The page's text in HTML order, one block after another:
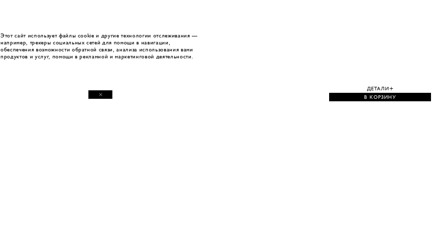
ДЕТАЛИ
В КОРЗИНУ
Этот сайт использует файлы cookie и другие технологии отслеживания —
например, трекеры социальных сетей для помощи в навигации,
обеспечения возможности обратной связи, анализа использования вами
продуктов и услуг, помощи в рекламной и маркетинговой деятельности.